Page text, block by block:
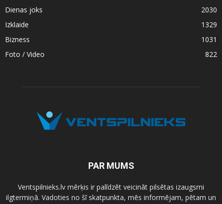
Dienas joks
2030
Izklaide
1329
Bizness
1031
Foto / Video
822
PAR MUMS
Ventspilnieks.lv mērķis ir palīdzēt veicināt pilsētas izaugsmi
ilgtermiņā. Vadoties no šī skatpunkta, mēs informējam, pētam un